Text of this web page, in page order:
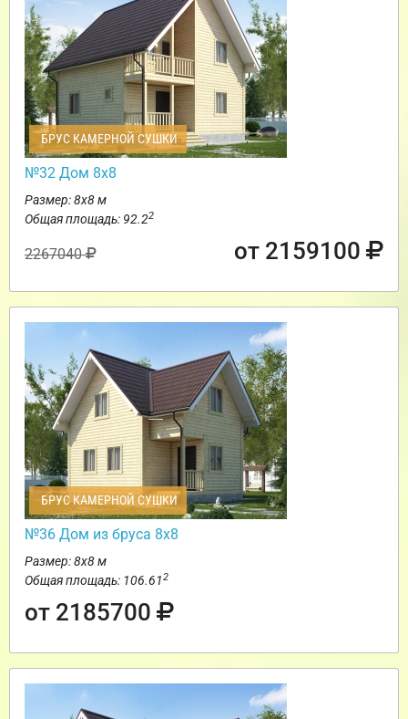
БРУС КАМЕРНОЙ СУШКИ
№32 Дом 8х8
Размер: 8х8 м
Общая площадь: 92.22
2267040 от 2159100
БРУС КАМЕРНОЙ СУШКИ
№36 Дом из бруса 8х8
Размер: 8х8 м
Общая площадь: 106.612
от 2185700